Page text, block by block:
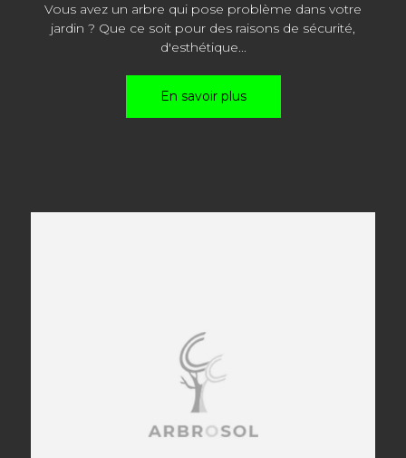
Vous avez un arbre qui pose problème dans votre
jardin ? Que ce soit pour des raisons de sécurité,
d'esthétique...
En savoir plus